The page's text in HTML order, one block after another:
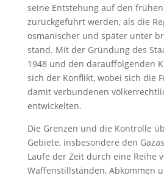
seine Entstehung auf den
zurückgeführt werden, als die
osmanischer und später unter
stand. Mit der Gründung des
1948 und den darauffolgenden
sich der Konflikt, wobei sich die
damit verbundenen
entwickelten.
Die Grenzen und die Kontrolle
Gebiete, insbesondere den
Laufe der Zeit durch eine Reihe
Waffenstillständen, Abkommen